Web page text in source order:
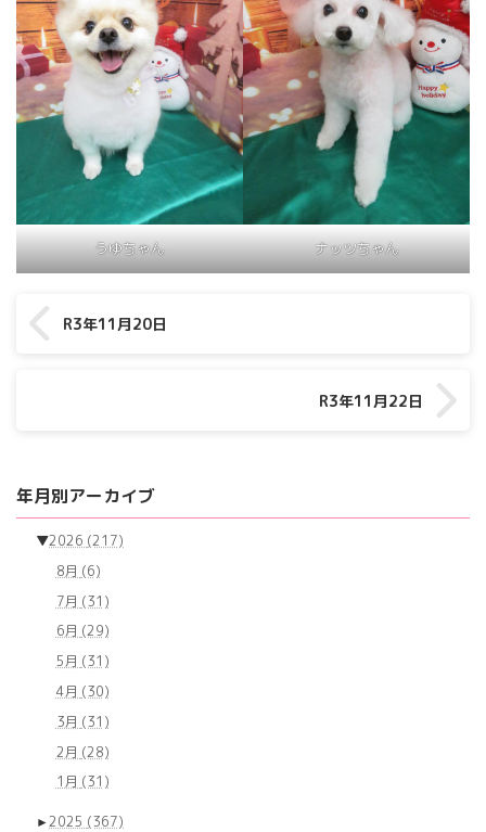
うゆちゃん ナッツちゃん
R3年11月20日
R3年11月22日
年月別アーカイブ
▼2026 (217)
8月 (6)
7月 (31)
6月 (29)
5月 (31)
4月 (30)
3月 (31)
2月 (28)
1月 (31)
►2025 (367)